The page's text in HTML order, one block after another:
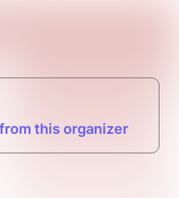
this organizer